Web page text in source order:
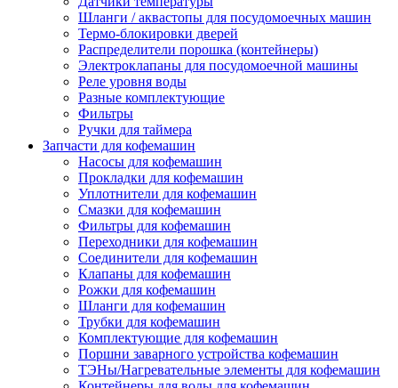
Шланги / аквастопы для посудомоечных машин
Термо-блокировки дверей
Распределители порошка (контейнеры)
Электроклапаны для посудомоечной машины
Реле уровня воды
Разные комплектующие
Фильтры
Ручки для таймера
Запчасти для кофемашин
Насосы для кофемашин
Прокладки для кофемашин
Уплотнители для кофемашин
Смазки для кофемашин
Фильтры для кофемашин
Переходники для кофемашин
Соединители для кофемашин
Клапаны для кофемашин
Рожки для кофемашин
Шланги для кофемашин
Трубки для кофемашин
Комплектующие для кофемашин
Поршни заварного устройства кофемашин
ТЭНы/Нагревательные элементы для кофемашин